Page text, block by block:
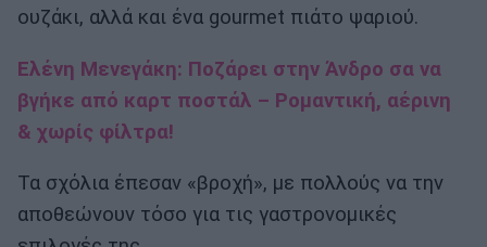
ουζάκι, αλλά και ένα gourmet πιάτο ψαριού.
Ελένη Μενεγάκη: Ποζάρει στην Άνδρο σα να
βγήκε από καρτ ποστάλ – Ρομαντική, αέρινη
& χωρίς φίλτρα!
Τα σχόλια έπεσαν «βροχή», με πολλούς να την
αποθεώνουν τόσο για τις γαστρονομικές